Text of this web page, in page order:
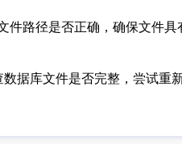
路径是否正确，确保文件
据库文件是否完整，尝试重